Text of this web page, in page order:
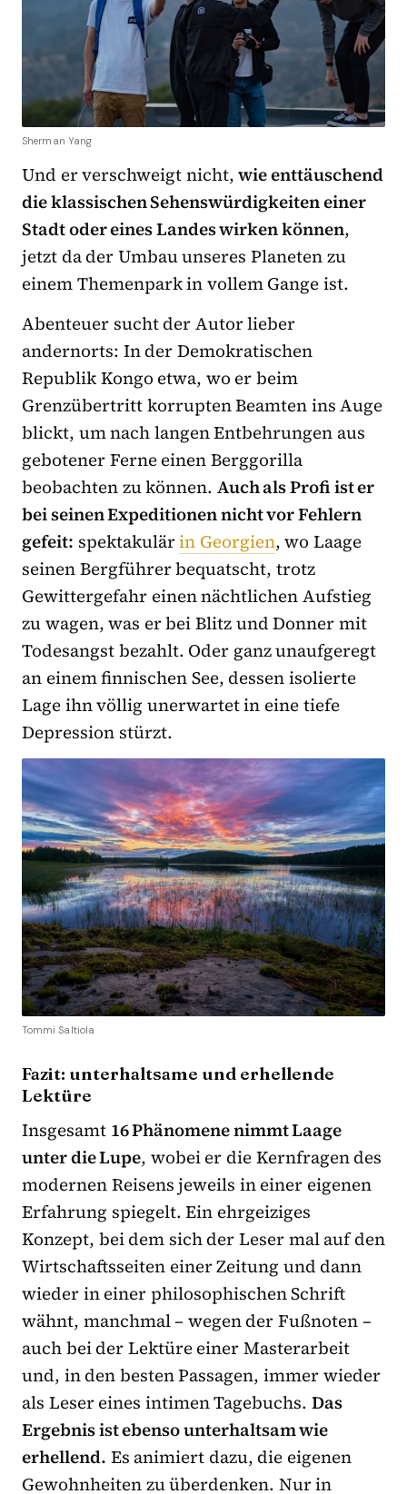
Sherman Yang
Und er verschweigt nicht,wie enttäuschend
die klassischen Sehenswürdigkeiten einer
Stadt oder eines Landes wirken können,
jetzt da der Umbau unseres Planeten zu
einem Themenpark in vollem Gange ist.
Abenteuer sucht der Autor lieber
andernorts: In der Demokratischen
Republik Kongo etwa, wo er beim
Grenzübertritt korrupten Beamten ins Auge
blickt, um nach langen Entbehrungen aus
gebotener Ferne einen Berggorilla
beobachten zu können. Auch als Profi ist er
bei seinen Expeditionen nicht vor Fehlern
gefeit: spektakulärin Georgien, wo Laage
seinen Bergführer bequatscht, trotz
Gewittergefahr einen nächtlichen Aufstieg
zu wagen, was er bei Blitz und Donner mit
Todesangst bezahlt. Oder ganz unaufgeregt
an einem finnischen See, dessen isolierte
Lage ihn völlig unerwartet in eine tiefe
Depression stürzt.
Tommi Saltiola
Fazit: unterhaltsame und erhellende
Lektüre
Insgesamt 16 Phänomene nimmt Laage
unter die Lupe, wobei er die Kernfragen des
modernen Reisens jeweils in einer eigenen
Erfahrung spiegelt. Ein ehrgeiziges
Konzept, bei dem sich der Leser mal auf den
Wirtschaftsseiten einer Zeitung und dann
wieder in einer philosophischen Schrift
wähnt, manchmal – wegen der Fußnoten –
auch bei der Lektüre einer Masterarbeit
und, in den besten Passagen, immer wieder
als Leser eines intimen Tagebuchs.Das
Ergebnis ist ebenso unterhaltsam wie
erhellend. Es animiert dazu, die eigenen
Gewohnheiten zu überdenken. Nur in